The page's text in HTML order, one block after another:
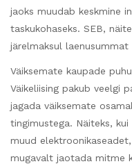
jaoks muudab keskmine
taskukohaseks. SEB,
järelmaksul
Väiksemate kaupade
Väikeliising pakub veelgi
jagada väiksemate
tingimustega. Näiteks,
muud
mugavalt jaotada mitme